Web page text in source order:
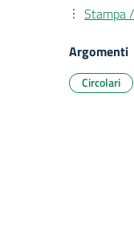
Stampa
Argomenti
Circolari